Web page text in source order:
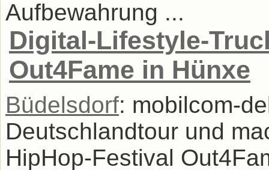
Aufbewahrung ...
Digital-Lifestyle-
Out4Fame in Hünxe
Büdelsdorf: mobilcom-
Deutschlandtour und
HipHop-Festival